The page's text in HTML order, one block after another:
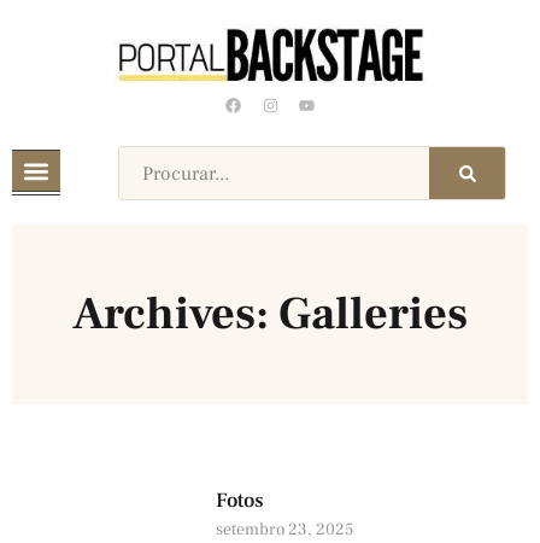
Archives: Galleries
Fotos
setembro 23, 2025